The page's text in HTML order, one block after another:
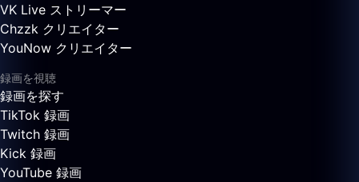
VK Live ストリーマー
Chzzk クリエイター
YouNow クリエイター
録画を視聴
録画を探す
TikTok 録画
Twitch 録画
Kick 録画
YouTube 録画